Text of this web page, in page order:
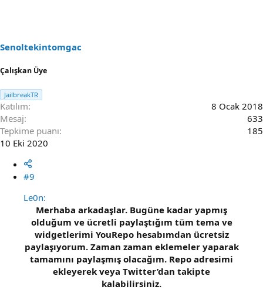
Senoltekintomgac
Çalışkan Üye
JailbreakTR
Katılım
8 Ocak 2018
Mesaj
633
Tepkime puanı
185
10 Eki 2020
#9
Le0n:
Merhaba arkadaşlar. Bugüne kadar yapmış
olduğum ve ücretli paylaştığım tüm tema ve
widgetlerimi YouRepo hesabımdan ücretsiz
paylaşıyorum. Zaman zaman eklemeler yaparak
tamamını paylaşmış olacağım. Repo adresimi
ekleyerek veya Twitter’dan takipte
kalabilirsiniz.